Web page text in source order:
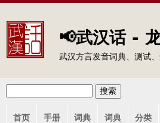
📢武汉话 -
武汉方言发音词典、测试
索主首页 手册 词典 词典 分类